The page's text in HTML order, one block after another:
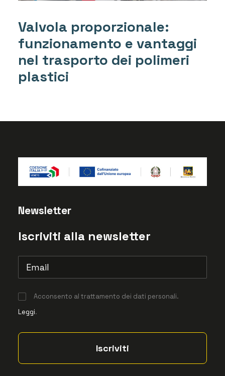
Valvola proporzionale:
funzionamento e vantaggi
nel trasporto dei polimeri
plastici
Newsletter
Iscriviti alla newsletter
Acconsento al trattamento dei dati personali.
Leggi.